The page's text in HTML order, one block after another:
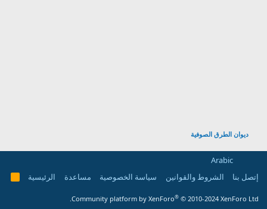
ديوان الطرق الصوفية
Arabic
إتصل بنا
الشروط والقوانين سياسة الخصوصية مساعدة الرئيسية
R
Community platform by XenForo® © 2010-2024 XenForo Ltd.